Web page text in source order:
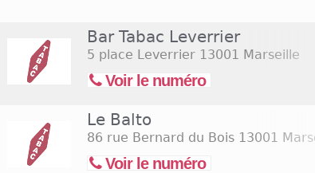
Bar Tabac Leverrier
5 place Leverrier 13001 Marseille
Voir le numéro
Le Balto
86 rue Bernard du Bois 13001
Voir le numéro